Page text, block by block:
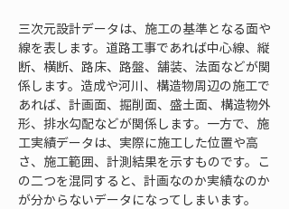
三次元設計データは、施工の基準となる面や
線を表します。道路工事であれば中心線、縦
断、横断、路床、路盤、舗装、法面などが関
係します。造成や河川、構造物周辺の施工で
あれば、計画面、掘削面、盛土面、構造物外
形、排水勾配などが関係します。一方で、施
工実績データは、実際に施工した位置や高
さ、施工範囲、計測結果を示すものです。こ
の二つを混同すると、計画なのか実績なのか
が分からないデータになってしまいます。